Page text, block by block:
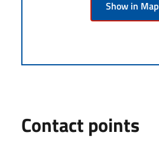
Show in Map
Contact points